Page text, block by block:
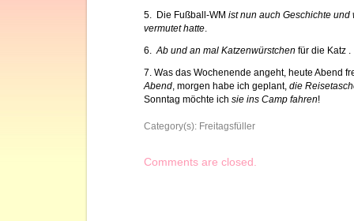
5. Die Fußball-WM ist nun auch Geschichte
vermutet hatte.
6. Ab und an mal Katzenwürstchen für die Katz .
7. Was das Wochenende angeht, heute Abend
Abend , morgen habe ich geplant, die
Sonntag möchte ich sie ins Camp fahren!
Category(s): Freitagsfüller
Comments are closed.